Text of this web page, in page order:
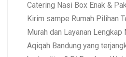
Catering Nasi Box Enak &
Kirim sampe Rumah Pilihan
Murah dan Layanan Lengkap
Aqiqah Bandung yang